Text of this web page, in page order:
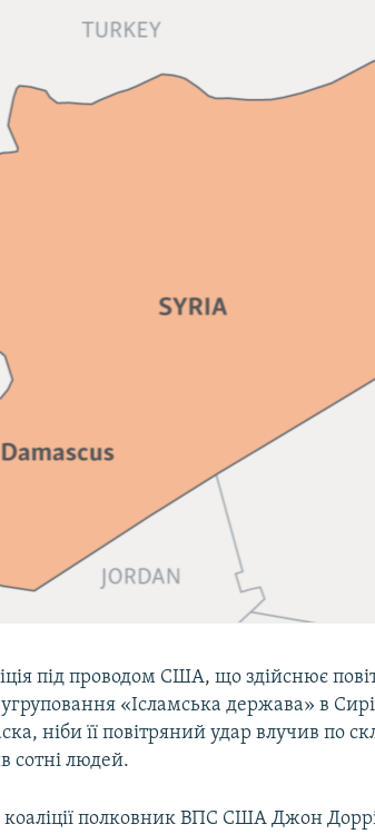
під проводом США, що здійснює
«Ісламська держава» в
ніби її повітряний удар влучив по
сотні людей.
полковник ВПС США Джон